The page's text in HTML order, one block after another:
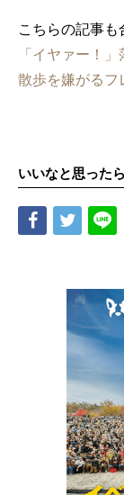
こちらの記事も
「イヤァー！
散歩を嫌がるフ
いいなと思った
Share Tweet